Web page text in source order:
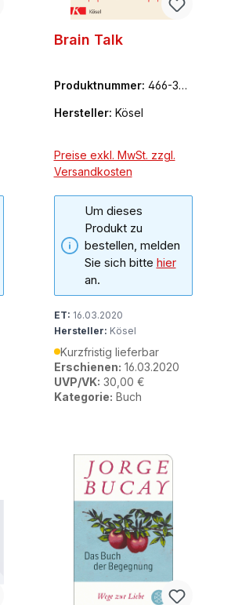
Brain Talk
Produktnummer: 466-347
Hersteller: Kösel
Preise exkl. MwSt. zzgl.
Versandkosten
Um dieses
Produkt zu
bestellen, melden
Sie sich bitte hier
an.
ET: 16.03.2020
Hersteller: Kösel
Kurzfristig lieferbar
Erschienen: 16.03.2020
UVP/VK: 30,00 €
Kategorie: Buch